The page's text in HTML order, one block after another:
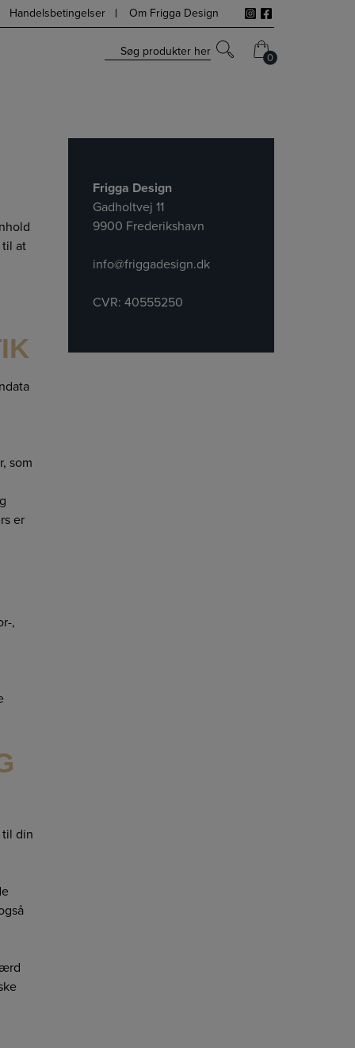
Handelsbetingelser Om Frigga Design
Søg produkter her 0
0
at
som
er
,
din
Frigga Design
Gadholtvej 11
9900 Frederikshavn
info@friggadesign.dk
CVR: 40555250